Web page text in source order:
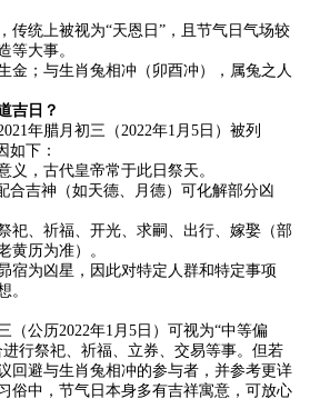
传统上被视为“天恩日”，且节气日气场较
等大事。
金；与生肖兔相冲（卯酉冲），属兔之人
吉日？
年腊月初三（2022年1月5日）被列
如下：
义，古代皇帝常于此日祭天。
合吉神（如天德、月德）可化解部分凶
祀、祈福、开光、求嗣、出行、嫁娶（部
黄历为准）。
宿为凶星，因此对特定人群和特定事项
。
（公历2022年1月5日）可视为“中等偏
行祭祀、祈福、立券、交易等事。但若
回避与生肖兔相冲的参与者，并参考更详
俗中，节气日本身多有吉祥寓意，可放心